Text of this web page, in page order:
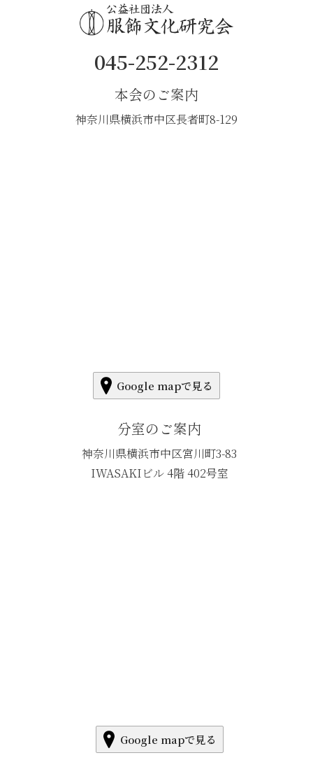
045-252-2312
本会のご案内
神奈川県横浜市中区長者町8-129
Google mapで見る
分室のご案内
神奈川県横浜市中区宮川町3-83
IWASAKIビル 4階 402号室
Google mapで見る